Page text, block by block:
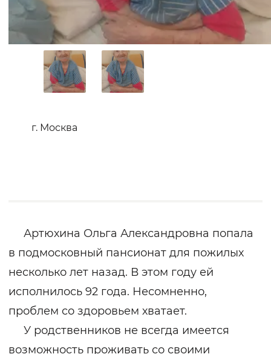
г. Москва
Артюхина Ольга Александровна попала
в подмосковный пансионат для пожилых
несколько лет назад. В этом году ей
исполнилось 92 года. Несомненно,
проблем со здоровьем хватает.
У родственников не всегда имеется
возможность проживать со своими